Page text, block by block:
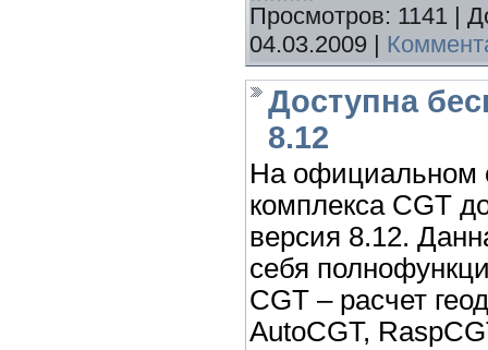
Просмотров: 1141 |
04.03.2009 |
Доступна
8.12
На официальном
комплекса CGT
версия 8.12.
себя
CGT – расчет
AutoCGT,